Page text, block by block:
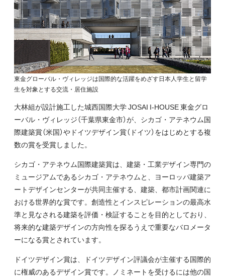
東金グローバル・ヴィレッジは国際的な活躍をめざす日本人学生と留学
生を対象とする交流・居住施設
大林組が設計施工した城西国際大学 JOSAI I-HOUSE 東金グロ
ーバル・ヴィレッジ（千葉県東金市）が、シカゴ・アテネウム国
際建築賞（米国）やドイツデザイン賞（ドイツ）をはじめとする複
数の賞を受賞しました。
シカゴ・アテネウム国際建築賞は、建築・工業デザイン専門の
ミュージアムであるシカゴ・アテネウムと、ヨーロッパ建築ア
ートデザインセンターが共同主催する、建築、都市計画関連に
おける世界的な賞です。創造性とインスピレーションの最高水
準と見なされる建築を評価・検証することを目的としており、
将来的な建築デザインの方向性を探るうえで重要なバロメータ
ーになる賞とされています。
ドイツデザイン賞は、ドイツデザイン評議会が主催する国際的
に権威のあるデザイン賞です。ノミネートを受けるには他の国